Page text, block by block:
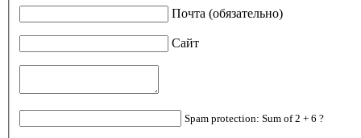
Почта (обязательно)
Сайт
Spam protection: Sum of 2 + 6 ?